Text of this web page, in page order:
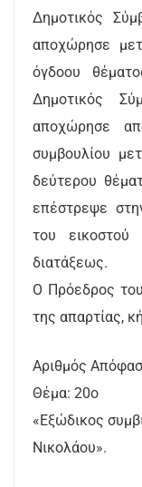
Δημοτικός
αποχώρησε
όγδοου
Δημοτικός
αποχώρησε
συμβουλίου
δεύτερου
επέστρεψε
του εικοστού
διατάξεως.
Ο Πρόεδρος
της απαρτίας,
Αριθμός
Θέμα: 20ο
«Εξώδικος
Νικολάου».